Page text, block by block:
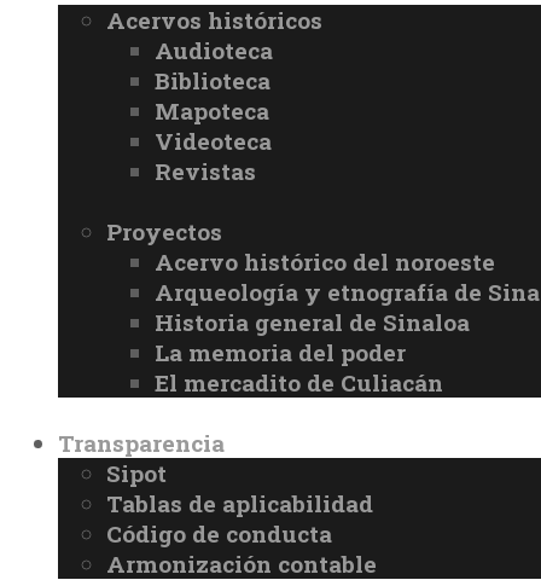
Acervos históricos
Audioteca
Biblioteca
Mapoteca
Videoteca
Revistas
Proyectos
Acervo histórico del noroeste
Arqueología y etnografía de
Historia general de Sinaloa
La memoria del poder
El mercadito de Culiacán
Transparencia
Sipot
Tablas de aplicabilidad
Código de conducta
Armonización contable